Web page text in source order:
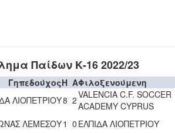
Παίδων Κ-16 2022/23
ΓηπεδούχοςH AΦιλοξενούμενη
ΛΙΟΠΕΤΡΙΟΥ8 2VALENCIA C.F. SOCCER
ACADEMY CYPRUS
ΛΕΜΕΣΟΥ1 0 ΕΛΠΙΔΑ ΛΙΟΠΕΤΡΙΟΥ